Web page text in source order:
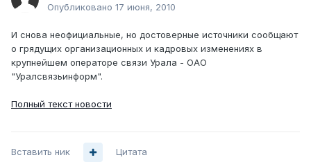
Опубликовано 17 июня, 2010
И снова неофициальные, но достоверные источники сообщают
о грядущих организационных и кадровых изменениях в
крупнейшем операторе связи Урала - ОАО
"Уралсвязьинформ".
Полный текст новости
Вставить ник Цитата